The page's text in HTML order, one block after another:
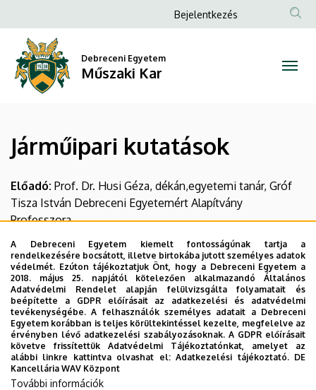
kutatások
Műszaki
Kar
a
tartalomra
Anonim
Bejelentkezés
Debreceni Egyetem
Műszaki Kar
Járműipari kutatások
Előadó: Prof. Dr. Husi Géza, dékán,egyetemi tanár, Gróf
Tisza István Debreceni Egyetemért Alapítvány
Professzora
Debreceni Egyetem Műszaki Kar
Téma: Járműipari kutatások, kutatási infrastruktúra, témák
és projektek, együttműködési lehetőségek.
Dátum: 2025.01.08. 10:00
Helyszín : DE Műszaki Kar, U.003
A Debreceni Egyetem kiemelt fontosságúnak tartja a
rendelkezésére bocsátott, illetve birtokába jutott személyes adatok
védelmét. Ezúton tájékoztatjuk Önt, hogy a Debreceni Egyetem a
2018. május 25. napjától kötelezően alkalmazandó Általános
Adatvédelmi Rendelet alapján felülvizsgálta folyamatait és
beépítette a GDPR előírásait az adatkezelési és adatvédelmi
tevékenységébe. A felhasználók személyes adatait a Debreceni
Egyetem korábban is teljes körültekintéssel kezelte, megfelelve az
érvényben lévő adatkezelési szabályozásoknak. A GDPR előírásait
követve frissítettük Adatvédelmi Tájékoztatónkat, amelyet az
alábbi linkre kattintva olvashat el:Adatkezelési tájékoztató. DE
Kancellária WAV Központ
További információk